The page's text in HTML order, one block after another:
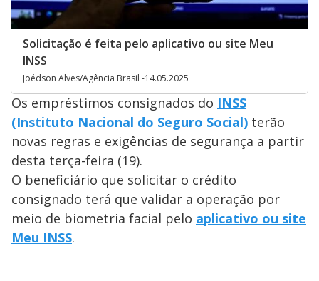
Solicitação é feita pelo aplicativo ou site Meu
INSS
Joédson Alves/Agência Brasil -14.05.2025
Os empréstimos consignados do INSS
(Instituto Nacional do Seguro Social) terão
novas regras e exigências de segurança a partir
desta terça-feira (19).
O beneficiário que solicitar o crédito
consignado terá que validar a operação por
meio de biometria facial pelo aplicativo ou site
Meu INSS.